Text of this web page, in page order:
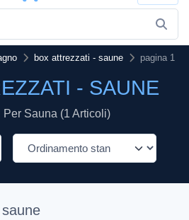
box attrezzati - saune pagina 1
- SAUNE
Per Sauna (1 Articoli)